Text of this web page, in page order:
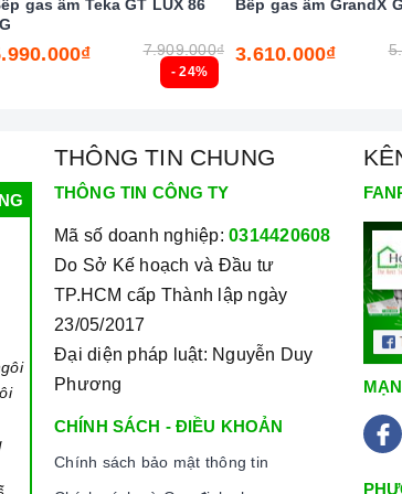
Chức năng ngắt gas tự động FFD
nồi với nhiều chất liệu khác nhau.
tránh những loại có rãnh hoặc nồi đáy lõm.
hoặc chất lượng thấp, vì sẽ tạo ra rất nhiều
đến
bếp gas.
hợp với vùng nấu, không nhỏ quá cũng không to
theo để biết điện áp và dòng điện yêu cầu cũng
- 24%
gas âm Teka GT LUX 86
7.909.000₫
Bếp gas âm GrandX
3.610.000₫
THÔNG TIN CHUNG
THÔNG TIN CÔNG TY
Mã số doanh nghiệp: 0314420608
Do Sở Kế hoạch và Đầu tư
TP.HCM cấp Thành lập ngày
23/05/2017
Đại diện pháp luật: Nguyễn Duy
Phương
CHÍNH SÁCH - ĐIỀU KHOẢN
Chính sách bảo mật thông tin